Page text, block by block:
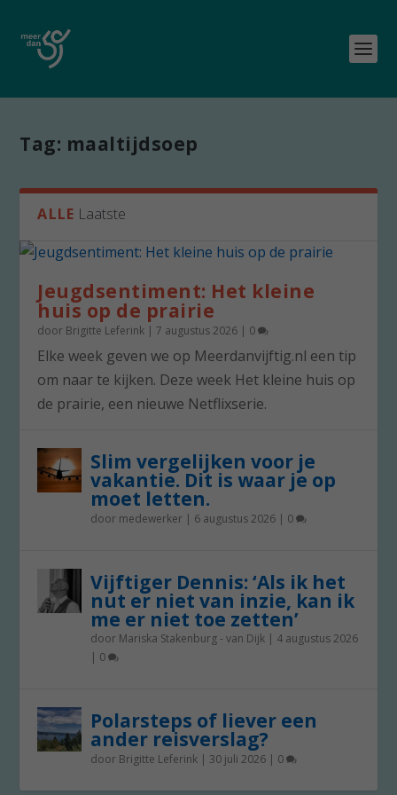
Tag: maaltijdsoep
ALLE Laatste
Jeugdsentiment: Het kleine
huis op de prairie
door Brigitte Leferink |7 augustus 2026 | 0
Elke week geven we op Meerdanvijftig.nl een tip
om naar te kijken. Deze week Het kleine huis op
de prairie, een nieuwe Netflixserie.
Slim vergelijken voor je
vakantie. Dit is waar je op
moet letten.
door medewerker | 6 augustus 2026 | 0
Vijftiger Dennis: ‘Als ik het
nut er niet van inzie, kan ik
me er niet toe zetten’
door Mariska Stakenburg - van Dijk | 4 augustus 2026
| 0
Polarsteps of liever een
ander reisverslag?
door Brigitte Leferink | 30 juli 2026 | 0